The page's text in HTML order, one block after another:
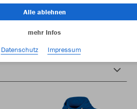
Farbe
Alle ablehnen
mehr Infos
Datenschutz
Impressum